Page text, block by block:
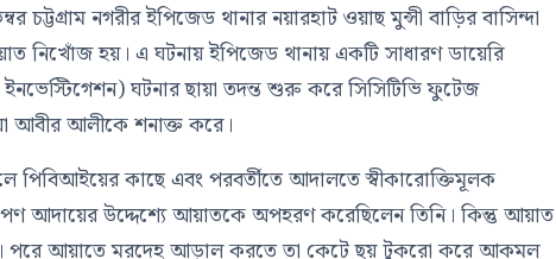
নগরীর ইপিজেড থানার নয়ারহাট ওয়াছ মুন্সী বাড়ির বাসিন্দা
নিখোঁজ হয়। এ ঘটনায় ইপিজেড থানায় একটি সাধারণ ডায়েরি
ঘটনার ছায়া তদন্ত শুরু করে সিসিটিভি ফুটেজ
আবীর আলীকে শনাক্ত করে।
পিবিআইয়ের কাছে এবং পরবর্তীতে আদালতে স্বীকারোক্তিমূলক
আদায়ের উদ্দেশ্যে আয়াতকে অপহরণ করেছিলেন তিনি। কিন্তু আয়াত
পরে আয়াতে মরদেহ আড়াল করতে তা কেটে ছয় টুকরো করে আকমল